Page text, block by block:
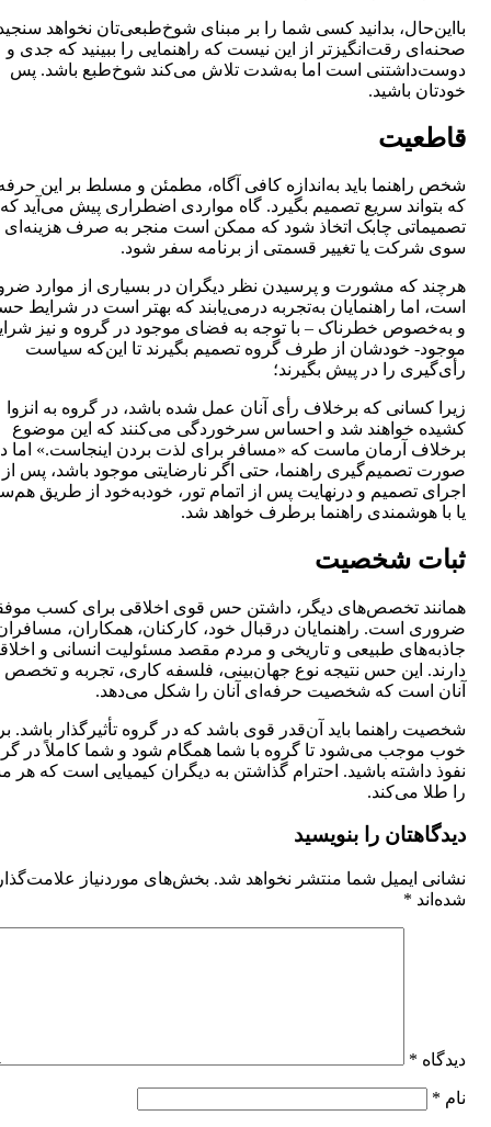
بااین‌حال، بدانید کسی شما را بر مبنای شوخ‌طبعی‌تان نخواهد
صحنه‌ای رقت‌انگیزتر از این نیست که راهنمایی را ببینید که جدی و
دوست‌داشتنی است اما به‌شدت تلاش می‌کند شوخ‌طبع باشد. پس
خودتان باشید.
قاطعیت‌
شخص راهنما باید به‌اندازه کافی آگاه‌‌، مطمئن و مسلط بر این
که بتواند سریع تصمیم بگیرد‌‌. گاه مواردی اضطراری پیش می‌آید که
تصمیماتی چابک اتخاذ شود که ممکن است منجر به ‌صرف هزینه‌ای
سوی شرکت یا تغییر قسمتی از برنامه سفر شود‌‌.
هرچند که مشورت و پرسیدن نظر دیگران در بسیاری از موارد
است،‌ اما راهنمایان به‌تجربه درمی‌یابند که بهتر است در شرایط
و به‌خصوص خطرناک – با توجه به فضای موجود در گروه و نیز
موجود- خودشان از طرف گروه تصمیم بگیرند تا این‌که سیاست
رأی‌گیری را در پیش بگیرند‌‌؛
زیرا کسانی که برخلاف رأی آنان عمل شده باشد‌‌، در گروه به انزوا
کشیده خواهند شد و احساس سرخوردگی می‌کنند‌‌ که این موضوع
برخلاف آرمان ماست که «مسافر برای لذت بردن اینجاست.» اما
صورت تصمیم‌گیری راهنما، حتی اگر نارضایتی موجود باشد‌‌، پس از
اجرای تصمیم و درنهایت پس از اتمام تور، خودبه‌خود از طریق
یا با هوشمندی راهنما برطرف خواهد شد.‌‌
ثبات شخصیت
همانند تخصص‌های دیگر، داشتن حس قوی اخلاقی برای کسب
ضروری است. راهنمایان درقبال خود‌‌، کارکنان، همکاران،
جاذبه‌های طبیعی و تاریخی و مردم مقصد مسئولیت انسانی و
دارند‌‌. این حس نتیجه نوع جهان‌بینی، فلسفه کاری‌‌، تجربه و تخصص
آنان است که‌‌ شخصیت حرفه‌ای آنان را شکل می‌دهد.
شخصیت راهنما باید آن‌قدر قوی باشد که در گروه تأثیرگذار باشد‌‌.
خوب موجب می‌شود تا گروه با شما همگام شود و شما کاملاً در
نفوذ داشته باشید‌‌. احترام گذاشتن به دیگران کیمیایی است که
را طلا می‌کند.
دیدگاهتان را بنویسید
نشانی ایمیل شما منتشر نخواهد شد. بخش‌های موردنیاز
شده‌اند *
دیدگاه *
نام *